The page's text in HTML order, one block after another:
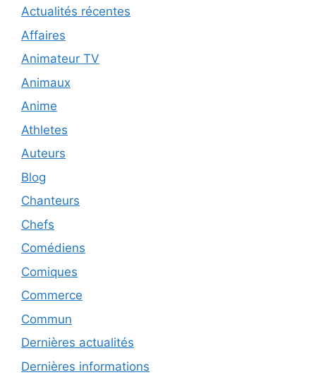
Actualités récentes
Affaires
Animateur TV
Animaux
Anime
Athletes
Auteurs
Blog
Chanteurs
Chefs
Comédiens
Comiques
Commerce
Commun
Dernières actualités
Dernières informations